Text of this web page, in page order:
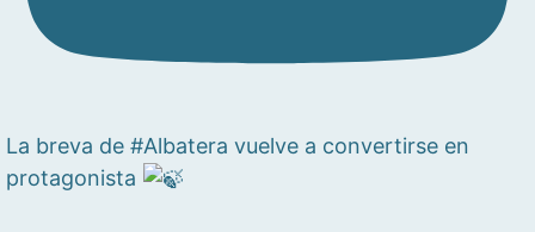
La breva de #Albatera vuelve a convertirse en
protagonista